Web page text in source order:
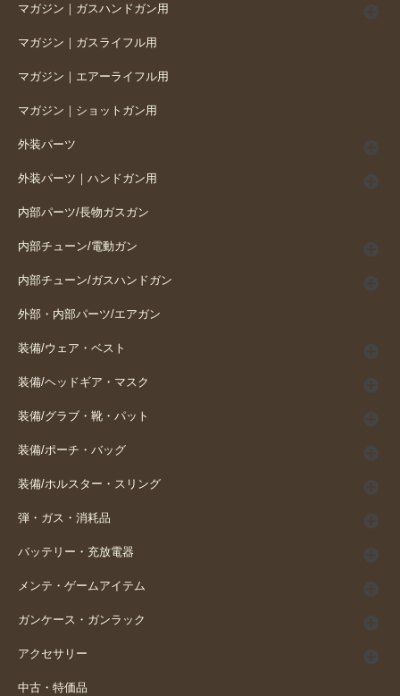
マガジン｜ガスハンドガン用
マガジン｜ガスライフル用
マガジン｜エアーライフル用
マガジン｜ショットガン用
外装パーツ
外装パーツ｜ハンドガン用
内部パーツ/長物ガスガン
内部チューン/電動ガン
内部チューン/ガスハンドガン
外部・内部パーツ/エアガン
装備/ウェア・ベスト
装備/ヘッドギア・マスク
装備/グラブ・靴・パット
装備/ポーチ・バッグ
装備/ホルスター・スリング
弾・ガス・消耗品
バッテリー・充放電器
メンテ・ゲームアイテム
ガンケース・ガンラック
アクセサリー
中古・特価品